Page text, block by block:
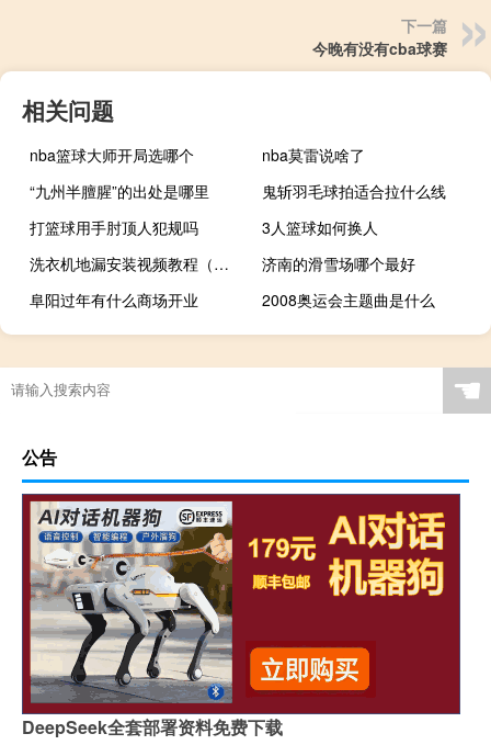
下一篇
今晚有没有cba球赛
相关问题
nba篮球大师开局选哪个
nba莫雷说啥了
“九州半膻腥”的出处是哪里
鬼斩羽毛球拍适合拉什么线
打篮球用手肘顶人犯规吗
3人篮球如何换人
洗衣机地漏安装视频教程（洗衣机地漏安装示意图）
济南的滑雪场哪个最好
阜阳过年有什么商场开业
2008奥运会主题曲是什么
☚
公告
DeepSeek全套部署资料免费下载